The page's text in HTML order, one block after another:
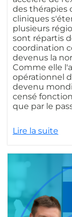
des thérapies
cliniques
plusieurs
sont répartis
coordination
devenus la
Comme elle
opérationnel
devenu
censé
que par le
Lire la suite